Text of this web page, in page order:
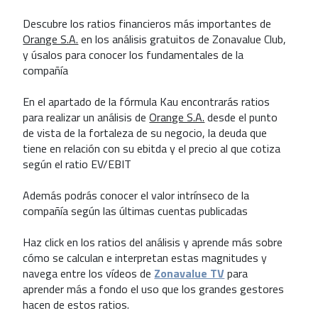
Descubre los ratios financieros más importantes de
Orange S.A. en los análisis gratuitos de Zonavalue Club,
y úsalos para conocer los fundamentales de la
compañía
En el apartado de la fórmula Kau encontrarás ratios
para realizar un análisis deOrange S.A. desde el punto
de vista de la fortaleza de su negocio, la deuda que
tiene en relación con su ebitda y el precio al que cotiza
según el ratio EV/EBIT
Además podrás conocer el valor intrínseco de la
compañía según las últimas cuentas publicadas
Haz click en los ratios del análisis y aprende más sobre
cómo se calculan e interpretan estas magnitudes y
navega entre los vídeos de Zonavalue TVpara
aprender más a fondo el uso que los grandes gestores
hacen de estos ratios.